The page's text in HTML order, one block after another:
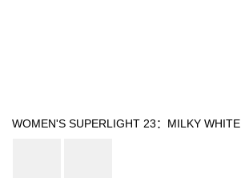
WOMEN'S SUPERLIGHT 23：MILKY WHITE